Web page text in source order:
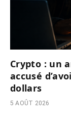
Crypto : un
accusé
dollars
5 AOÛT 2026